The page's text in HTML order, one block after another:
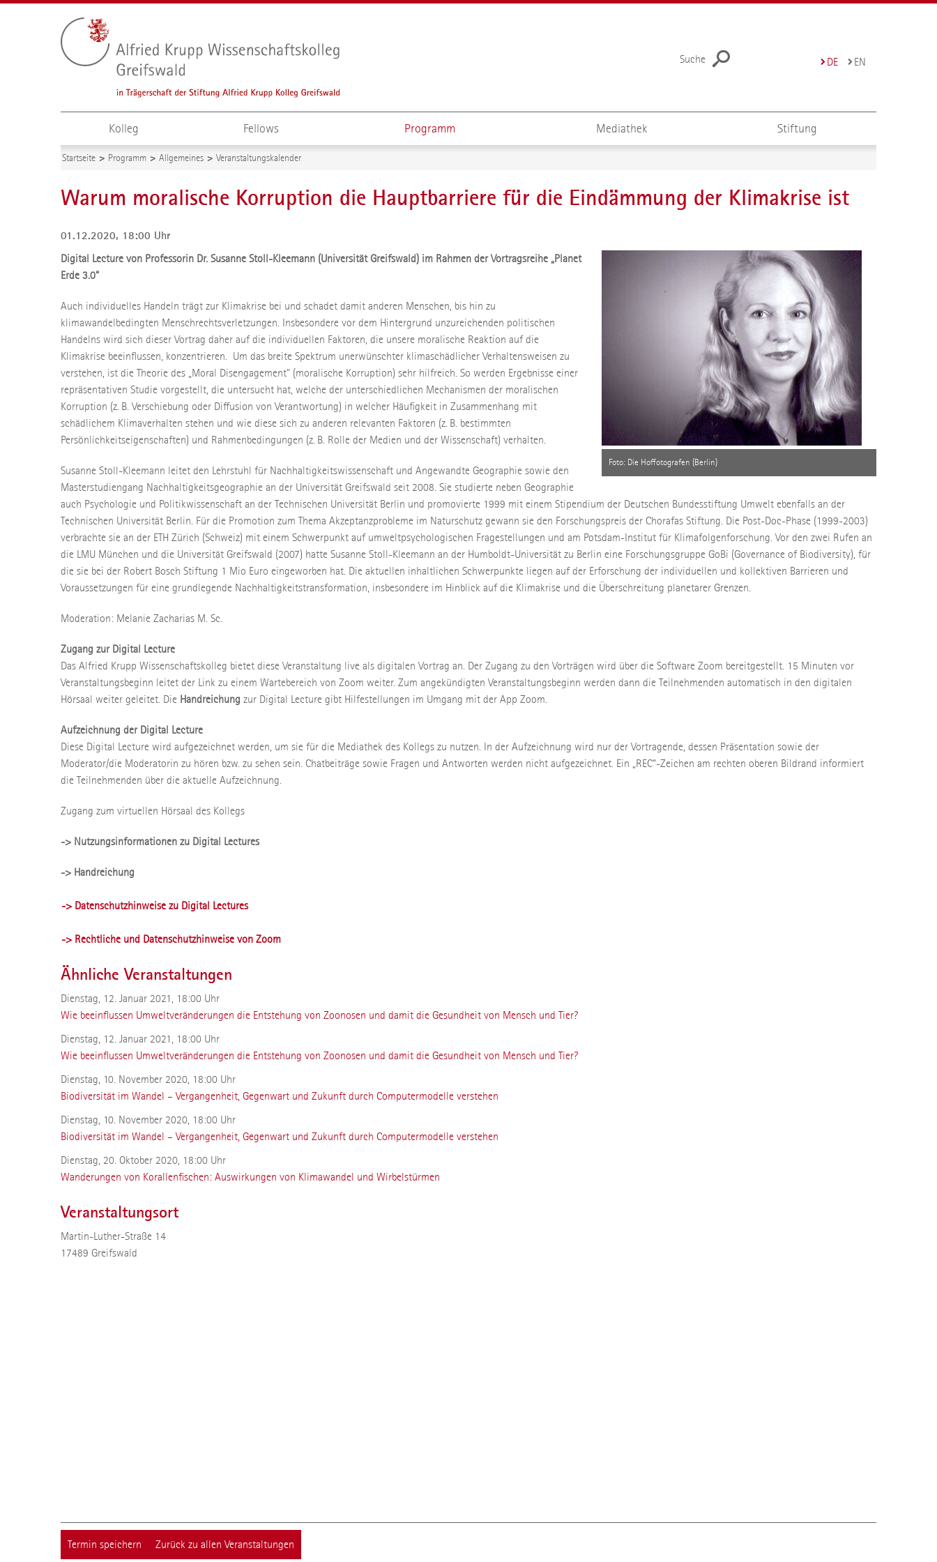
Suche DE EN
Kolleg Fellows Programm Mediathek Stiftung
Startseite Programm Allgemeines Veranstaltungskalender
Warum moralische Korruption die Hauptbarriere für die Eindämmung der Klimakrise ist
01.12.2020, 18:00 Uhr
Foto: Die Hoffotografen (Berlin)
Digital Lecture von Professorin Dr. Susanne Stoll-Kleemann (Universität Greifswald) im Rahmen der Vortragsreihe „Planet
Erde 3.0“
Auch individuelles Handeln trägt zur Klimakrise bei und schadet damit anderen Menschen, bis hin zu
klimawandelbedingten Menschrechtsverletzungen. Insbesondere vor dem Hintergrund unzureichenden politischen
Handelns wird sich dieser Vortrag daher auf die individuellen Faktoren, die unsere moralische Reaktion auf die
Klimakrise beeinflussen, konzentrieren. Um das breite Spektrum unerwünschter klimaschädlicher Verhaltensweisen zu
verstehen, ist die Theorie des „Moral Disengagement“ (moralische Korruption) sehr hilfreich. So werden Ergebnisse einer
repräsentativen Studie vorgestellt, die untersucht hat, welche der unterschiedlichen Mechanismen der moralischen
Korruption (z. B. Verschiebung oder Diffusion von Verantwortung) in welcher Häufigkeit in Zusammenhang mit
schädlichem Klimaverhalten stehen und wie diese sich zu anderen relevanten Faktoren (z. B. bestimmten
Persönlichkeitseigenschaften) und Rahmenbedingungen (z. B. Rolle der Medien und der Wissenschaft) verhalten.
Susanne Stoll-Kleemann leitet den Lehrstuhl für Nachhaltigkeitswissenschaft und Angewandte Geographie sowie den
Masterstudiengang Nachhaltigkeitsgeographie an der Universität Greifswald seit 2008. Sie studierte neben Geographie
auch Psychologie und Politikwissenschaft an der Technischen Universität Berlin und promovierte 1999 mit einem Stipendium der Deutschen Bundesstiftung Umwelt ebenfalls an der
Technischen Universität Berlin. Für die Promotion zum Thema Akzeptanzprobleme im Naturschutz gewann sie den Forschungspreis der Chorafas Stiftung. Die Post-Doc-Phase (1999-2003)
verbrachte sie an der ETH Zürich (Schweiz) mit einem Schwerpunkt auf umweltpsychologischen Fragestellungen und am Potsdam-Institut für Klimafolgenforschung. Vor den zwei Rufen an
die LMU München und die Universität Greifswald (2007) hatte Susanne Stoll-Kleemann an der Humboldt-Universität zu Berlin eine Forschungsgruppe GoBi (Governance of Biodiversity), für
die sie bei der Robert Bosch Stiftung 1 Mio Euro eingeworben hat. Die aktuellen inhaltlichen Schwerpunkte liegen auf der Erforschung der individuellen und kollektiven Barrieren und
Voraussetzungen für eine grundlegende Nachhaltigkeitstransformation, insbesondere im Hinblick auf die Klimakrise und die Überschreitung planetarer Grenzen.
Moderation: Melanie Zacharias M. Sc.
Zugang zur Digital Lecture
Das Alfried Krupp Wissenschaftskolleg bietet diese Veranstaltung live als digitalen Vortrag an. Der Zugang zu den Vorträgen wird über die Software Zoom bereitgestellt. 15 Minuten vor
Veranstaltungsbeginn leitet der Link zu einem Wartebereich von Zoom weiter. Zum angekündigten Veranstaltungsbeginn werden dann die Teilnehmenden automatisch in den digitalen
Hörsaal weiter geleitet. Die Handreichung zur Digital Lecture gibt Hilfestellungen im Umgang mit der App Zoom.
Aufzeichnung der Digital Lecture
Diese Digital Lecture wird aufgezeichnet werden, um sie für die Mediathek des Kollegs zu nutzen. In der Aufzeichnung wird nur der Vortragende, dessen Präsentation sowie der
Moderator/die Moderatorin zu hören bzw. zu sehen sein. Chatbeiträge sowie Fragen und Antworten werden nicht aufgezeichnet. Ein „REC“-Zeichen am rechten oberen Bildrand informiert
die Teilnehmenden über die aktuelle Aufzeichnung.
Zugang zum virtuellen Hörsaal des Kollegs
-> Nutzungsinformationen zu Digital Lectures
-> Handreichung
-> Datenschutzhinweise zu Digital Lectures
-> Rechtliche und Datenschutzhinweise von Zoom
Ähnliche Veranstaltungen
Dienstag, 12. Januar 2021, 18:00 Uhr
Wie beeinflussen Umweltveränderungen die Entstehung von Zoonosen und damit die Gesundheit von Mensch und Tier?
Dienstag, 12. Januar 2021, 18:00 Uhr
Wie beeinflussen Umweltveränderungen die Entstehung von Zoonosen und damit die Gesundheit von Mensch und Tier?
Dienstag, 10. November 2020, 18:00 Uhr
Biodiversität im Wandel – Vergangenheit, Gegenwart und Zukunft durch Computermodelle verstehen
Dienstag, 10. November 2020, 18:00 Uhr
Biodiversität im Wandel – Vergangenheit, Gegenwart und Zukunft durch Computermodelle verstehen
Dienstag, 20. Oktober 2020, 18:00 Uhr
Wanderungen von Korallenfischen: Auswirkungen von Klimawandel und Wirbelstürmen
Veranstaltungsort
Martin-Luther-Straße 14
17489 Greifswald
Termin speichern Zurück zu allen Veranstaltungen